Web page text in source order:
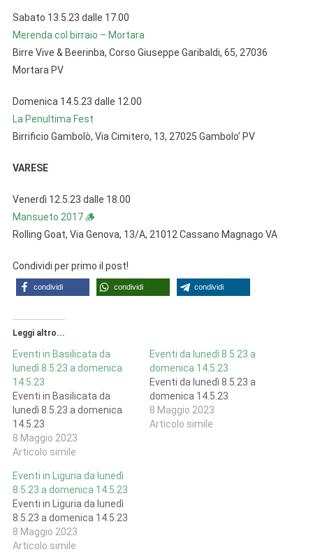
Sabato 13.5.23 dalle 17.00
Merenda col birraio – Mortara
Birre Vive & Beerinba, Corso Giuseppe Garibaldi, 65, 27036
Mortara PV
Domenica 14.5.23 dalle 12.00
La Penultima Fest
Birrificio Gambolò, Via Cimitero, 13, 27025 Gambolo’ PV
VARESE
Venerdì 12.5.23 dalle 18.00
Mansueto 2017 🪵
Rolling Goat, Via Genova, 13/A, 21012 Cassano Magnago VA
Condividi per primo il post!
condividi condividi condividi
Leggi altro...
Eventi in Basilicata da
lunedì 8.5.23 a domenica
14.5.23
Eventi in Basilicata da
lunedì 8.5.23 a domenica
14.5.23
8 Maggio 2023
Articolo simile
Eventi da lunedì 8.5.23 a
domenica 14.5.23
Eventi da lunedì 8.5.23 a
domenica 14.5.23
8 Maggio 2023
Articolo simile
Eventi in Liguria da lunedì
8.5.23 a domenica 14.5.23
Eventi in Liguria da lunedì
8.5.23 a domenica 14.5.23
8 Maggio 2023
Articolo simile